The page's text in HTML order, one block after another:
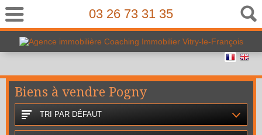
03 26 73 31 35
Biens à vendre Pogny
TRI PAR DÉFAUT